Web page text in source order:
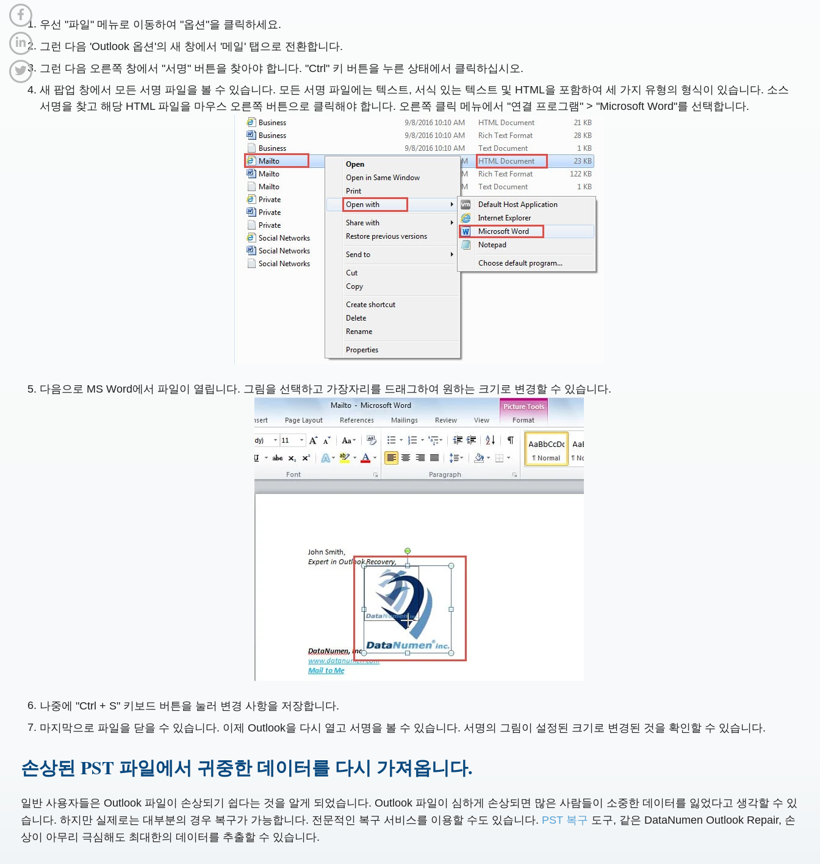
우선 "파일" 메뉴로 이동하여 "옵션"을 클릭하세요.
그런 다음 'Outlook 옵션'의 새 창에서 '메일' 탭으로 전환합니다.
그런 다음 오른쪽 창에서 "서명" 버튼을 찾아야 합니다. "Ctrl" 키 버튼을 누른 상태에서 클릭하십시오.
새 팝업 창에서 모든 서명 파일을 볼 수 있습니다. 모든 서명 파일에는 텍스트, 서식 있는 텍스트 및 HTML을 포함하여 세 가지 유형의 형식이 있습니다. 소스
서명을 찾고 해당 HTML 파일을 마우스 오른쪽 버튼으로 클릭해야 합니다. 오른쪽 클릭 메뉴에서 "연결 프로그램" > "Microsoft Word"를 선택합니다.
다음으로 MS Word에서 파일이 열립니다. 그림을 선택하고 가장자리를 드래그하여 원하는 크기로 변경할 수 있습니다.
나중에 "Ctrl + S" 키보드 버튼을 눌러 변경 사항을 저장합니다.
마지막으로 파일을 닫을 수 있습니다. 이제 Outlook을 다시 열고 서명을 볼 수 있습니다. 서명의 그림이 설정된 크기로 변경된 것을 확인할 수 있습니다.
손상된 PST 파일에서 귀중한 데이터를 다시 가져옵니다.
일반 사용자들은 Outlook 파일이 손상되기 쉽다는 것을 알게 되었습니다. Outlook 파일이 심하게 손상되면 많은 사람들이 소중한 데이터를 잃었다고 생각할 수 있
습니다. 하지만 실제로는 대부분의 경우 복구가 가능합니다. 전문적인 복구 서비스를 이용할 수도 있습니다. PST 복구 도구, 같은 DataNumen Outlook Repair, 손
상이 아무리 극심해도 최대한의 데이터를 추출할 수 있습니다.